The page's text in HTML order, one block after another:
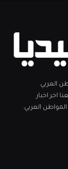
العربي
عام 2002. تابع معنا اخر اخبار
العربي.